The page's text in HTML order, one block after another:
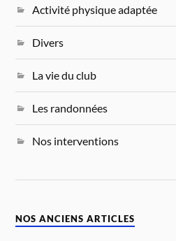
Activité physique adaptée
Divers
La vie du club
Les randonnées
Nos interventions
NOS ANCIENS ARTICLES